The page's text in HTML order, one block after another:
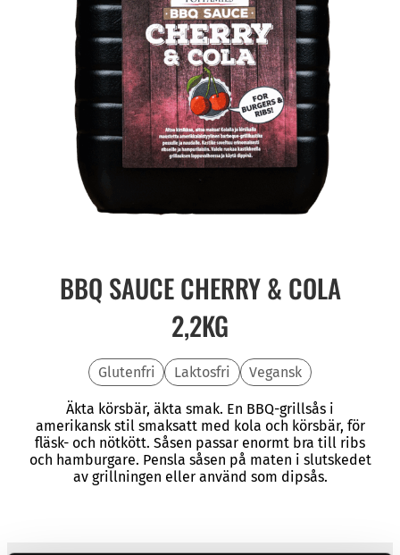
BBQ SAUCE CHERRY & COLA
2,2KG
Glutenfri Laktosfri Vegansk
Äkta körsbär, äkta smak. En BBQ-grillsås i
amerikansk stil smaksatt med kola och körsbär, för
fläsk- och nötkött. Såsen passar enormt bra till ribs
och hamburgare. Pensla såsen på maten i slutskedet
av grillningen eller använd som dipsås.